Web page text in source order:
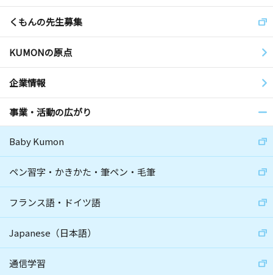
くもんの先生募集
KUMONの原点
企業情報
事業・活動の広がり
Baby Kumon
ペン習字・かきかた・筆ペン・毛筆
フランス語・ドイツ語
Japanese（日本語）
通信学習